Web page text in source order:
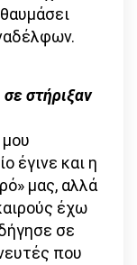
στήριξαν
έγινε και η
μας, αλλά
έχω
σε
που